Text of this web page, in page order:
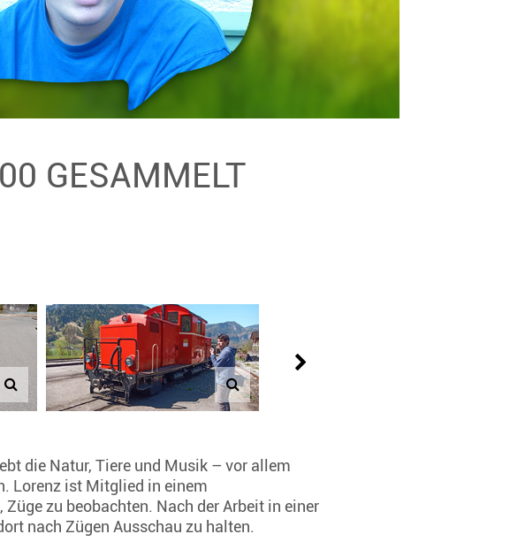
GESAMMELT
die Natur, Tiere und Musik – vor allem
Lorenz ist Mitglied in einem
zu beobachten. Nach der Arbeit in einer
nach Zügen Ausschau zu halten.